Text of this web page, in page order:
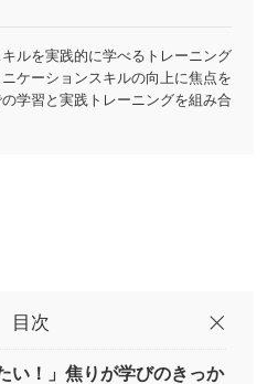
ルを実践的に学べるトレーニング
ケーションスキルの向上に焦点を
学習と実践トレーニングを組み合
目次
い！」焦りが学びのきっか